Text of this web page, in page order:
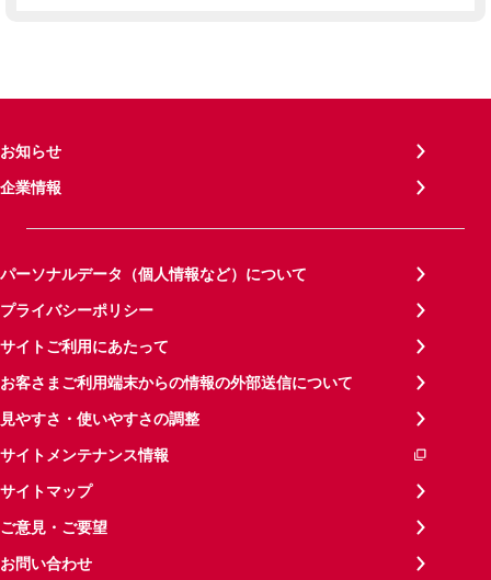
お知らせ
企業情報
パーソナルデータ（個人情報など）について
プライバシーポリシー
サイトご利用にあたって
お客さまご利用端末からの情報の外部送信について
見やすさ・使いやすさの調整
サイトメンテナンス情報
サイトマップ
ご意見・ご要望
お問い合わせ